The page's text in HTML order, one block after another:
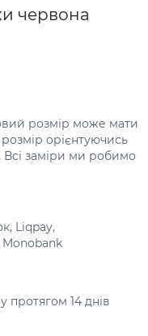
червона
розмір може мати
орієнтуючись
Всі заміри ми робимо
Liqpay,
Monobank
протягом 14 днів